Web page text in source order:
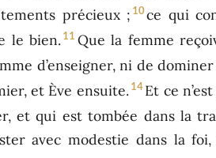
précieux ; 10ce qui
le bien. 11 Que la femme
d’enseigner, ni de
et Ève ensuite. 14 Et ce
et qui est tombée dans la
avec modestie dans la